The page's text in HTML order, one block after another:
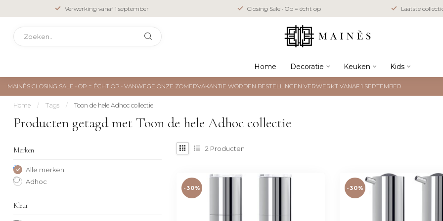
Verwerking vanaf 1 september Closing Sale • Op = écht op Laatste
Home Decoratie Keuken Kids
MAINÈS CLOSING SALE • OP = ÉCHT OP • VANWEGE ONZE ZOMERVAKANTIE WORDEN BESTELLINGEN VERWERKT VANAF 1 SEPTEMBER
Home / Tags / Toon de hele Adhoc collectie
Producten getagd met Toon de hele Adhoc collectie
Merken
Alle merken
Adhoc
Kleur
2 Producten
-30% -30%